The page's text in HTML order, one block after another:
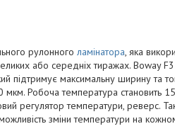
рулонного ламінатора, яка
або середніх тиражах. Boway
підтримує максимальну ширину та
Робоча температура становить
регулятор температури, реверс.
зміни температури на